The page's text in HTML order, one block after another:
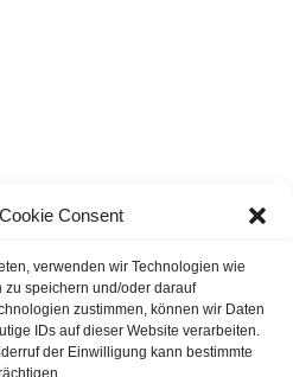
Consent
verwenden wir Technologien wie
speichern und/oder darauf
zustimmen, können wir Daten
IDs auf dieser Website verarbeiten.
der Einwilligung kann bestimmte
Immer unterwegs für Sie.................